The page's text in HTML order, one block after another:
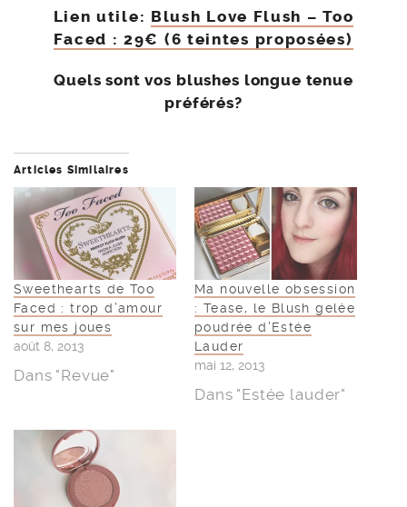
Lien utile: Blush Love Flush – Too
Faced : 29€ (6 teintes proposées)
Quels sont vos blushes longue tenue
préférés?
Articles Similaires
Sweethearts de Too
Faced : trop d’amour
sur mes joues
août 8, 2013
Dans "Revue"
Ma nouvelle obsession
: Tease, le Blush gelée
poudrée d’Estée
Lauder
mai 12, 2013
Dans "Estée lauder"